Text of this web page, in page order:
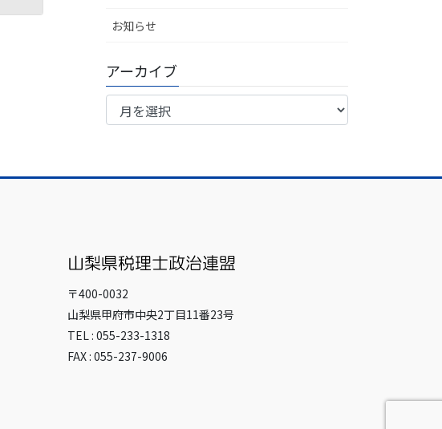
お知らせ
アーカイブ
ア
ブ
〒400-0032
山梨県甲府市中央2丁目11番23号
TEL : 055-233-1318
FAX : 055-237-9006